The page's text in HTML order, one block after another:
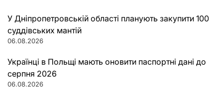
У Дніпропетровській області планують закупити 100
суддівських мантій
06.08.2026
Українці в Польщі мають оновити паспортні дані до
серпня 2026
06.08.2026